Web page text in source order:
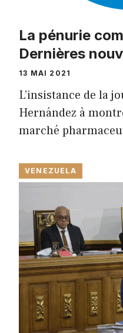
La pénurie
Dernières
13 MAI 2021
L’insistance de la
Hernández à
marché
VENEZUELA